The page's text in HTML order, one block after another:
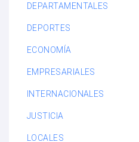
DEPARTAMENTALES
DEPORTES
ECONOMÍA
EMPRESARIALES
INTERNACIONALES
JUSTICIA
LOCALES